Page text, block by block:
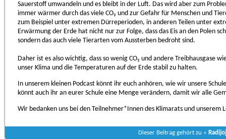
Sauerstoff umwandeln und es bleibt in der Luft. Das wird aber zum
immer wärmer durch das viele CO₂ und zur Gefahr für Menschen und
zum Beispiel unter extremen Dürreperioden, in anderen Teilen unter
Erwärmung der Erde hat nicht nur zur Folge, dass das Eis an den Polen
sondern das auch viele Tierarten vom Aussterben bedroht sind.
Daher ist es also wichtig, dass so wenig CO₂ und andere Treibhausgase
unser Klima und die Temperaturen auf der Erde stabil zu halten.
In unserem kleinen Podcast könnt ihr euch anhören, wie wir unsere
könnt auch ihr an eurer Schule eine Menge verändern, damit wir alle
Wir bedanken uns bei den Teilnehmer*Innen des Klimarats und unserem
Dieser Beitrag gehört zu »